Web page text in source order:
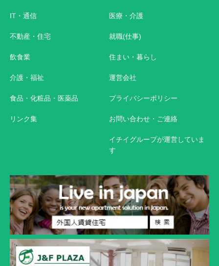
IT・通信
不動産・住宅
飲食業
介護・福祉
食品・化粧品・医薬品
リンク集
医療・介護
就職(仕事)
住まい・暮らし
運営会社
プライバシーポリシー
お問い合わせ・ご連絡
イチイグループが運営していま
す